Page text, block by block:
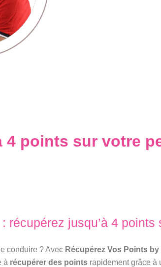
4 points sur votre
récupérez jusqu’à 4 points
conduire ? Avec Récupérez Vos Points by
à récupérer des points rapidement grâce à